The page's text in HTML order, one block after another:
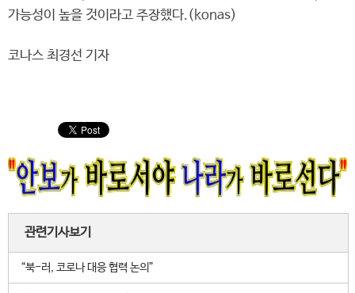
가능성이 높을 것이라고 주장했다.(konas)
코나스 최경선 기자
관련기사보기
“북-러, 코로나 대응 협력 논의”